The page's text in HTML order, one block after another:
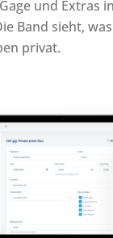
und Extras
Band sieht,
privat.